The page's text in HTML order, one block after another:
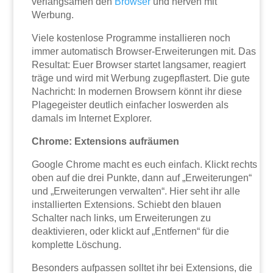
Werbung.
Viele kostenlose Programme installieren noch
immer automatisch Browser-Erweiterungen mit. Das
Resultat: Euer Browser startet langsamer, reagiert
träge und wird mit Werbung zugepflastert. Die gute
Nachricht: In modernen Browsern könnt ihr diese
Plagegeister deutlich einfacher loswerden als
damals im Internet Explorer.
Chrome: Extensions aufräumen
Google Chrome macht es euch einfach. Klickt rechts
oben auf die drei Punkte, dann auf „Erweiterungen“
und „Erweiterungen verwalten“. Hier seht ihr alle
installierten Extensions. Schiebt den blauen
Schalter nach links, um Erweiterungen zu
deaktivieren, oder klickt auf „Entfernen“ für die
komplette Löschung.
Besonders aufpassen solltet ihr bei Extensions, die